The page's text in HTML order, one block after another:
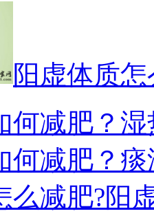
阳虚体质
何减肥？湿
何减肥？痰
么减肥?阳